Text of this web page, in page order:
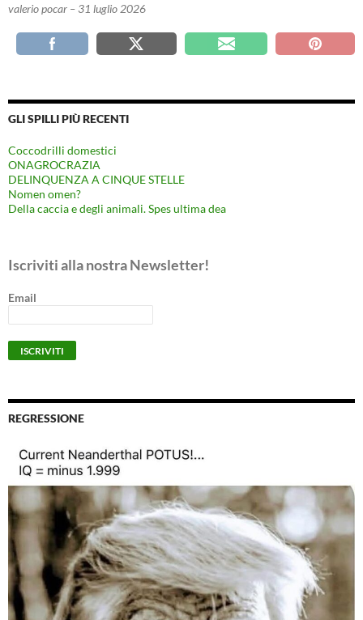
valerio pocar – 31 luglio 2026
GLI SPILLI PIÙ RECENTI
Coccodrilli domestici
ONAGROCRAZIA
DELINQUENZA A CINQUE STELLE
Nomen omen?
Della caccia e degli animali. Spes ultima dea
Iscriviti alla nostra Newsletter!
Email
REGRESSIONE